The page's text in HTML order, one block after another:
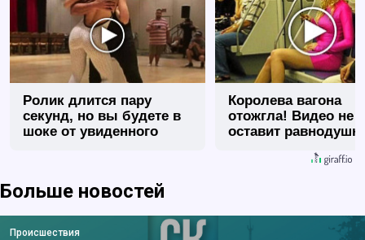
Ролик длится пару
секунд, но вы будете в
шоке от увиденного
Королева вагона
отожгла! Видео не
оставит
Больше новостей
Происшествия